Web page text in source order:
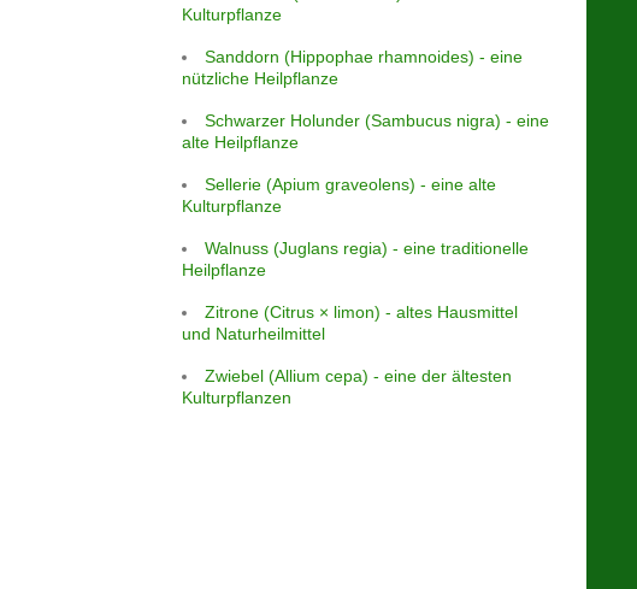
Kulturpflanze
Sanddorn (Hippophae rhamnoides) - eine
nützliche Heilpflanze
Schwarzer Holunder (Sambucus nigra) - eine
alte Heilpflanze
Sellerie (Apium graveolens) - eine alte
Kulturpflanze
Walnuss (Juglans regia) - eine traditionelle
Heilpflanze
Zitrone (Citrus × limon) - altes Hausmittel
und Naturheilmittel
Zwiebel (Allium cepa) - eine der ältesten
Kulturpflanzen